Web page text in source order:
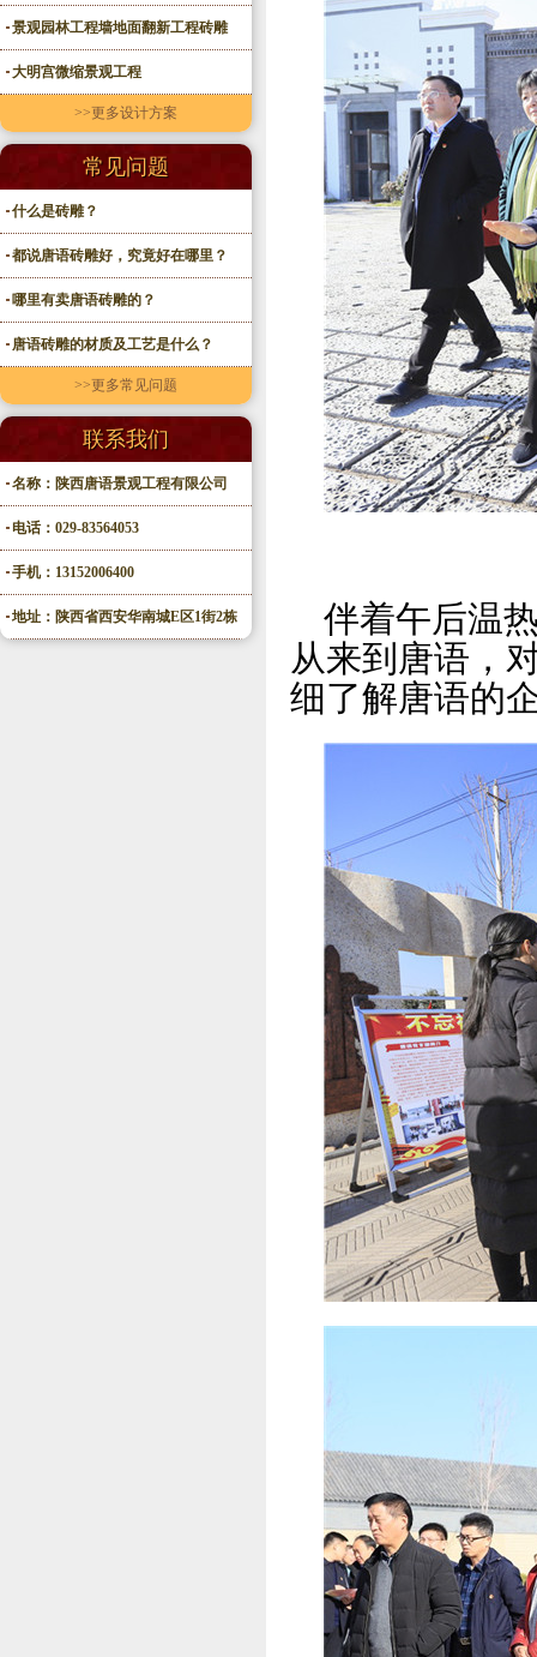
景观园林工程墙地面翻新工程砖雕
大明宫微缩景观工程
>>更多设计方案
常见问题
什么是砖雕？
都说唐语砖雕好，究竟好在哪里？
哪里有卖唐语砖雕的？
唐语砖雕的材质及工艺是什么？
>>更多常见问题
联系我们
名称：陕西唐语景观工程有限公司
电话：029-83564053
手机：13152006400
地址：陕西省西安华南城E区1街2栋
伴着午后温
从来到唐语，
细了解唐语的